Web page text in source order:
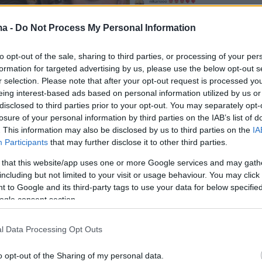
- Do Not Process My Personal Information
opt-out of the sale, sharing to third parties, or processing of your
for targeted advertising by us, please use the below opt-out
selection. Please note that after your opt-out request is processed
interest-based ads based on personal information utilized by us
to third parties prior to your opt-out. You may separately
of your personal information by third parties on the IAB’s list of
This information may also be disclosed by us to third parties on the
Participants that may further disclose it to other third parties.
that this website/app uses one or more Google services and may
but not limited to your visit or usage behaviour. You may
to Google and its third-party tags to use your data for below
consent section.
Data Processing Opt Outs
opt-out of the Sharing of my personal data.
ο αρραβωνιαστικός της Αμαλίας